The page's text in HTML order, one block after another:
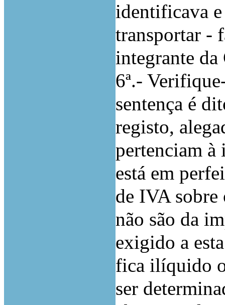
identificava
transportar -
integrante
6ª.-
sentença é
registo,
pertenciam à
está em
de IVA sobre
não são da
exigido a
fica ilíquido
ser